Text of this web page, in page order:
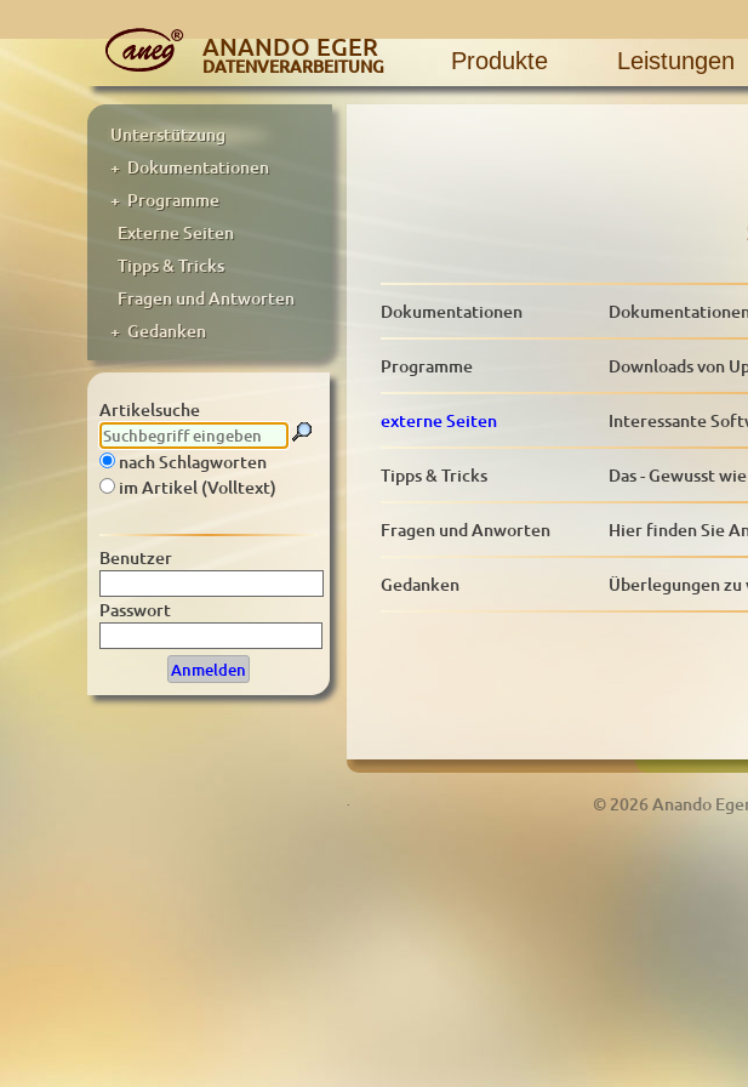
ANANDO EGER
DATENVERARBEITUNG Produkte Leistungen
Unterstützung
+ Dokumentationen
+ Programme
Externe Seiten
Tipps & Tricks
Fragen und Antworten
+ Gedanken
Artikelsuche
nach Schlagworten
im Artikel (Volltext)
Benutzer
Passwort
Dokumentationen
Programme Downloads von
externe Seiten Interessante
Tipps & Tricks Das - Gewusst
Fragen und Anworten Hier finden Sie
Gedanken Überlegungen
. © 2026 Anando